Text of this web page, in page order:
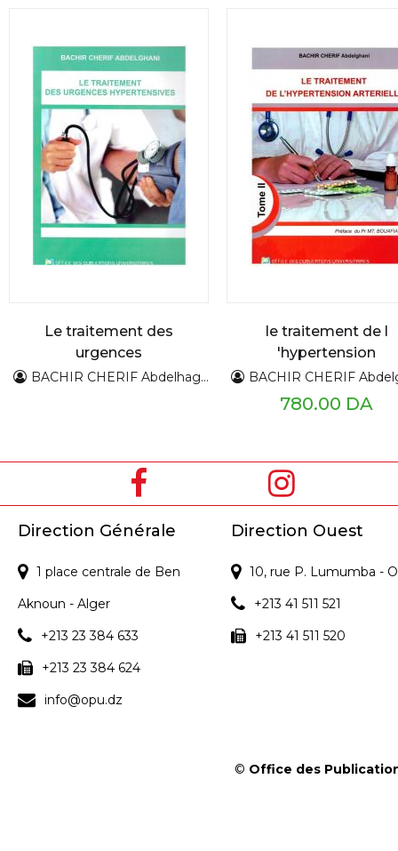
Le traitement des
urgences
hypertensives
BACHIR CHERIF Abdelhaghani
le traitement de l
'hypertension
artérielle
BACHIR CHERIF
780.00 DA
Direction Générale
1 place centrale de Ben
Aknoun - Alger
+213 23 384 633
+213 23 384 624
info@opu.dz
Direction Ouest
10, rue P. Lumumba -
+213 41 511 521
+213 41 511 520
© Office des